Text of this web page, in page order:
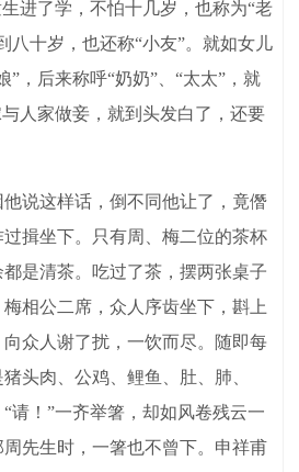
进了学，不怕十几岁，也称为“老
八十岁，也还称“小友”。就如女儿
”，后来称呼“奶奶”、“太太”，就
人家做妾，就到头发白了，还要
这样话，倒不同他让了，竟僭
揖坐下。只有周、梅二位的茶杯
是清茶。吃过了茶，摆两张桌子
相公二席，众人序齿坐下，斟上
众人谢了扰，一饮而尽。随即每
头肉、公鸡、鲤鱼、肚、肺、
请！”一齐举箸，却如风卷残云一
先生时，一箸也不曾下。申祥甫